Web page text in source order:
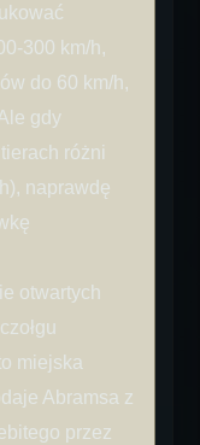
300 km/h,
do 60 km/h,
gdy
różni
naprawdę
otwartych
miejska
Abramsa z
przez